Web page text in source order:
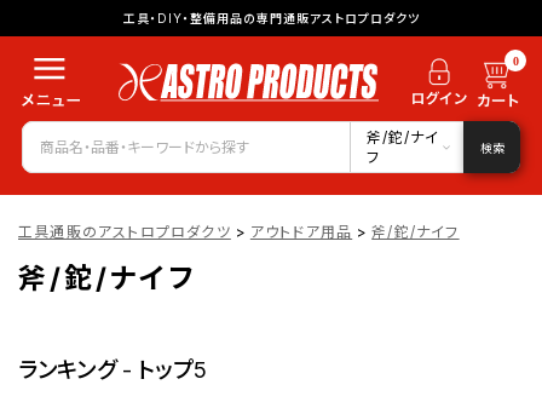
工具・DIY・整備用品の専門通販アストロプロダクツ
0
斧/鉈/ナイ
フ
検索
工具通販のアストロプロダクツ > アウトドア用品 > 斧/鉈/ナイフ
斧/鉈/ナイフ
ランキング - トップ5